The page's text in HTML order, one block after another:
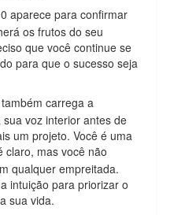
aparece para confirmar
os frutos do seu
que você continue se
para que o sucesso seja
carrega a
voz interior antes de
um projeto. Você é uma
claro, mas você não
qualquer empreitada.
intuição para priorizar o
sua vida.